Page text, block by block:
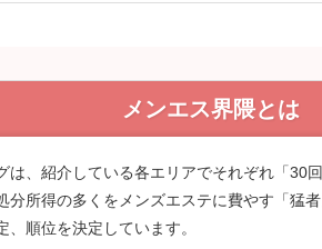
クチコミは会員登録後に投稿でき
メンエス界隈とは
は、紹介している各エリアでそれぞれ「30
分所得の多くをメンズエステに費やす「猛
、順位を決定しています。